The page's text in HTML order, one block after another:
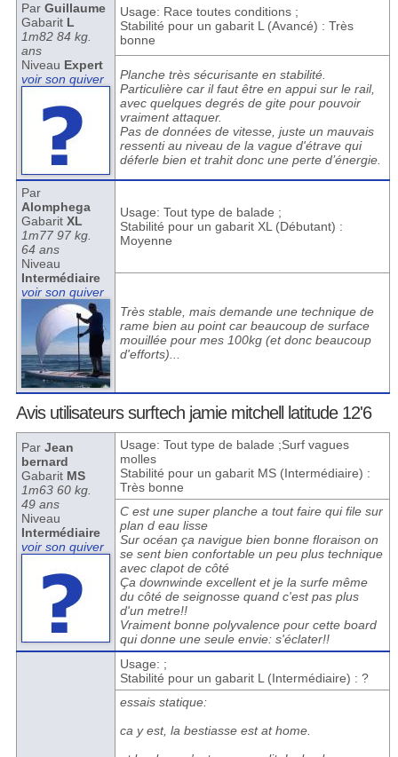
Par Guillaume
Gabarit L
1m82 84 kg.
ans
Niveau Expert
voir son quiver
Usage: Race toutes conditions ;
Stabilité pour un gabarit L (Avancé) : Très
bonne
Planche très sécurisante en stabilité.
Particulière car il faut être en appui sur le rail,
avec quelques degrés de gite pour pouvoir
vraiment attaquer.
Pas de données de vitesse, juste un mauvais
ressenti au niveau de la vague d'étrave qui
déferle bien et trahit donc une perte d’énergie.
Par
Alomphega
Gabarit XL
1m77 97 kg.
64 ans
Niveau
Intermédiaire
voir son quiver
Usage: Tout type de balade ;
Stabilité pour un gabarit XL (Débutant) :
Moyenne
Très stable, mais demande une technique de
rame bien au point car beaucoup de surface
mouillée pour mes 100kg (et donc beaucoup
d'efforts)...
Avis utilisateurs surftech jamie mitchell latitude 12'6
Par Jean
bernard
Gabarit MS
1m63 60 kg.
49 ans
Niveau
Intermédiaire
voir son quiver
Usage: Tout type de balade ;Surf vagues
molles
Stabilité pour un gabarit MS (Intermédiaire) :
Très bonne
C est une super planche a tout faire qui file sur
plan d eau lisse
Sur océan ça navigue bien bonne floraison on
se sent bien confortable un peu plus technique
avec clapot de côté
Ça downwinde excellent et je la surfe même
du côté de seignosse quand c'est pas plus
d'un metre!!
Vraiment bonne polyvalence pour cette board
qui donne une seule envie: s'éclater!!
Usage: ;
Stabilité pour un gabarit L (Intermédiaire) : ?
essais statique:
ca y est, la bestiasse est at home.